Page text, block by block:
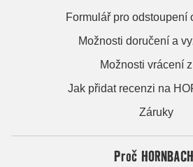
Formulář pro odstoupení
Možnosti doručení a
Možnosti vrácení
Jak přidat recenzi na
Záruky
Proč